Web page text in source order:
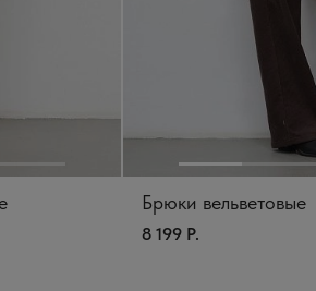
Брюки вельветовые
8 199 Р.